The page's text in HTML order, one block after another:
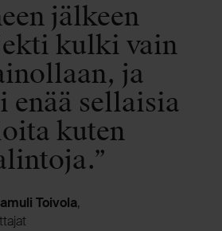
jälkeen
kulki vain
ja
sellaisia
kuten
Toivola,